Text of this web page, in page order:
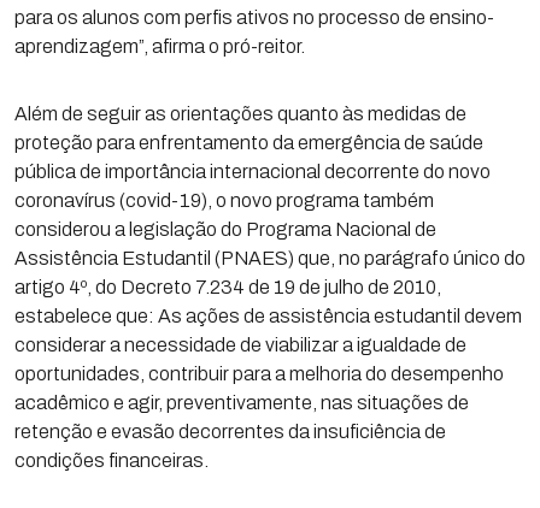
para os alunos com perfis ativos no processo de ensino-
aprendizagem”, afirma o pró-reitor.
Além de seguir as orientações quanto às medidas de
proteção para enfrentamento da emergência de saúde
pública de importância internacional decorrente do novo
coronavírus (covid-19), o novo programa também
considerou a legislação do Programa Nacional de
Assistência Estudantil (PNAES) que, no parágrafo único do
artigo 4º, do Decreto 7.234 de 19 de julho de 2010,
estabelece que: As ações de assistência estudantil devem
considerar a necessidade de viabilizar a igualdade de
oportunidades, contribuir para a melhoria do desempenho
acadêmico e agir, preventivamente, nas situações de
retenção e evasão decorrentes da insuficiência de
condições financeiras.